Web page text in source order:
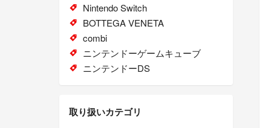
Nintendo Switch
BOTTEGA VENETA
combi
ニンテンドーゲームキューブ
ニンテンドーDS
取り扱いカテゴリ